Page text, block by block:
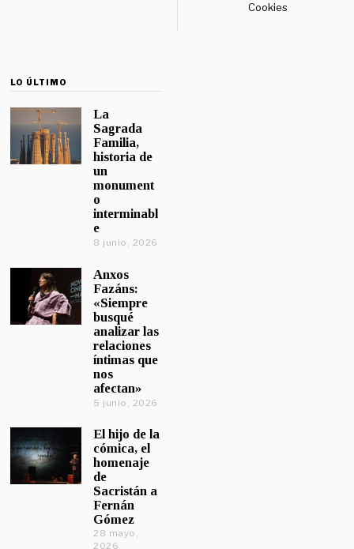
Cookies
LO ÚLTIMO
La
Sagrada
Familia,
historia de
un
monument
o
interminabl
e
8 junio, 2026
Anxos
Fazáns:
«Siempre
busqué
analizar las
relaciones
íntimas que
nos
afectan»
5 junio, 2026
El hijo de la
cómica, el
homenaje
de
Sacristán a
Fernán
Gómez
28 mayo,
2026